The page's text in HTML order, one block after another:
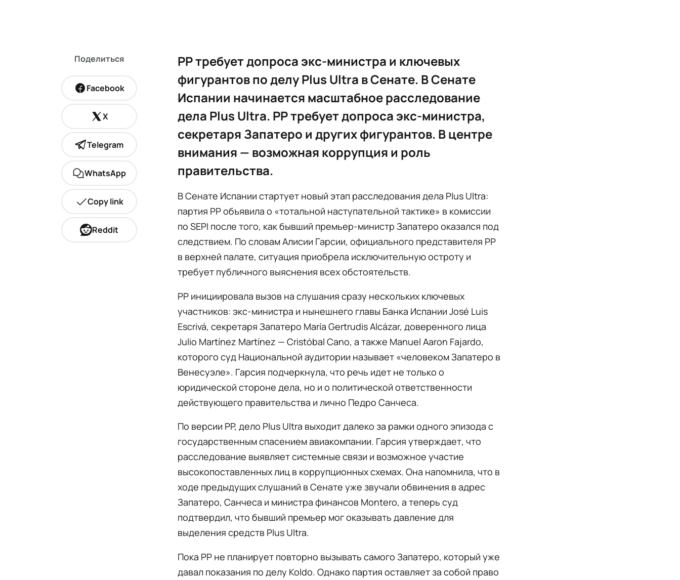
Поделиться
Facebook
X
Telegram
WhatsApp
Copy link
Reddit
PP требует допроса экс-министра и ключевых
фигурантов по делу Plus Ultra в Сенате. В Сенате
Испании начинается масштабное расследование
дела Plus Ultra. PP требует допроса экс-министра,
секретаря Запатеро и других фигурантов. В центре
внимания — возможная коррупция и роль
правительства.
В Сенате Испании стартует новый этап расследования дела Plus Ultra:
партия PP объявила о «тотальной наступательной тактике» в комиссии
по SEPI после того, как бывший премьер-министр Запатеро оказался под
следствием. По словам Алисии Гарсии, официального представителя PP
в верхней палате, ситуация приобрела исключительную остроту и
требует публичного выяснения всех обстоятельств.
PP инициировала вызов на слушания сразу нескольких ключевых
участников: экс-министра и нынешнего главы Банка Испании José Luis
Escrivá, секретаря Запатеро María Gertrudis Alcázar, доверенного лица
Julio Martínez Martínez — Cristóbal Cano, а также Manuel Aaron Fajardo,
которого суд Национальной аудитории называет «человеком Запатеро в
Венесуэле». Гарсия подчеркнула, что речь идет не только о
юридической стороне дела, но и о политической ответственности
действующего правительства и лично Педро Санчеса.
По версии PP, дело Plus Ultra выходит далеко за рамки одного эпизода с
государственным спасением авиакомпании. Гарсия утверждает, что
расследование выявляет системные связи и возможное участие
высокопоставленных лиц в коррупционных схемах. Она напомнила, что в
ходе предыдущих слушаний в Сенате уже звучали обвинения в адрес
Запатеро, Санчеса и министра финансов Montero, а теперь суд
подтвердил, что бывший премьер мог оказывать давление для
выделения средств Plus Ultra.
Пока PP не планирует повторно вызывать самого Запатеро, который уже
давал показания по делу Koldo. Однако партия оставляет за собой право